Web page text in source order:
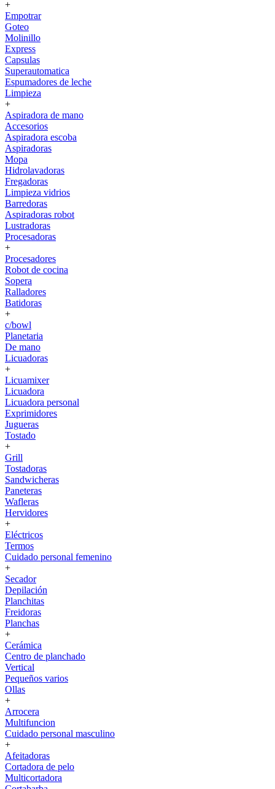
+
Empotrar
Goteo
Molinillo
Express
Capsulas
Superautomatica
Espumadores de leche
Limpieza
+
Aspiradora de mano
Accesorios
Aspiradora escoba
Aspiradoras
Mopa
Hidrolavadoras
Fregadoras
Limpieza vidrios
Barredoras
Aspiradoras robot
Lustradoras
Procesadoras
+
Procesadores
Robot de cocina
Sopera
Ralladores
Batidoras
+
c/bowl
Planetaria
De mano
Licuadoras
+
Licuamixer
Licuadora
Licuadora personal
Exprimidores
Jugueras
Tostado
+
Grill
Tostadoras
Sandwicheras
Paneteras
Wafleras
Hervidores
+
Eléctricos
Termos
Cuidado personal femenino
+
Secador
Depilación
Planchitas
Freidoras
Planchas
+
Cerámica
Centro de planchado
Vertical
Pequeños varios
Ollas
+
Arrocera
Multifuncion
Cuidado personal masculino
+
Afeitadoras
Cortadora de pelo
Multicortadora